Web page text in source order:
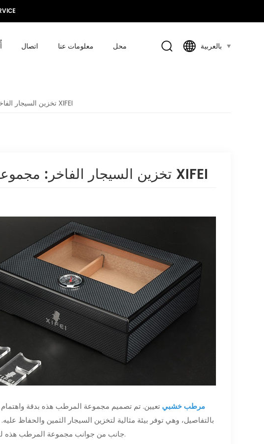
اتصال معلومات عنا محل بالعربية
تخزين السيجار الفاخر: مجموعة مرطب خشبية من ألياف الكربون XIFEI
تخزين السيجار الفاخر: مجموعة مرطب خشبية من ألياف الكربون XIFEI
مرطب خشبي تعيين. تم تصميم مجموعة المرطب هذه بدقة واهتمام
بالتفاصيل، وهي توفر بيئة مثالية لتخزين السيجار الثمين والحفاظ
جانب من جوانب مجموعة المرطب هذه لتعزيز تجربة السيجار الخاصة بك. دعونا نستكشف ميزاته بالتفصيل.